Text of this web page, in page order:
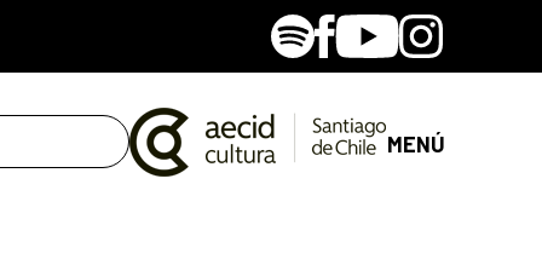
SpotifyFacebook
YoutubeInstagram
MENÚ